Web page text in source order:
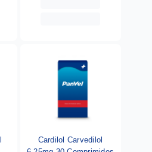
Cardilol Carvedilol